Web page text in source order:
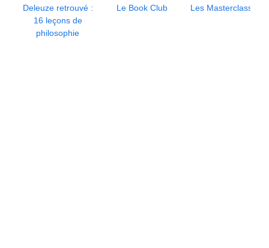
Deleuze retrouvé :
16 leçons de
philosophie
Le Book Club Les Masterclasses